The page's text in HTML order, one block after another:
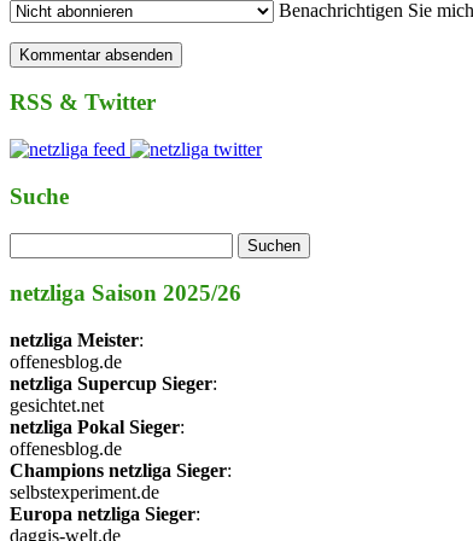
Benachrichtigen Sie
RSS & Twitter
Suche
netzliga Saison 2025/26
netzliga Meister:
offenesblog.de
netzliga Supercup Sieger:
gesichtet.net
netzliga Pokal Sieger:
offenesblog.de
Champions netzliga Sieger:
selbstexperiment.de
Europa netzliga Sieger:
daggis-welt.de